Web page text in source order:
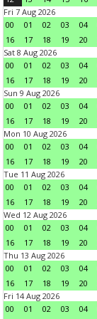
Fri 7 Aug 2026
00
01 02 03 04
16
17 18 19 20
Sat 8 Aug 2026
00
01 02 03 04
16
17 18 19 20
Sun 9 Aug 2026
00
01 02 03 04
16
17 18 19 20
Mon 10 Aug 2026
00
01 02 03 04
16
17 18 19 20
Tue 11 Aug 2026
00
01 02 03 04
16
17 18 19 20
Wed 12 Aug 2026
00
01 02 03 04
16
17 18 19 20
Thu 13 Aug 2026
00
01 02 03 04
16
17 18 19 20
Fri 14 Aug 2026
00
01 02 03 04